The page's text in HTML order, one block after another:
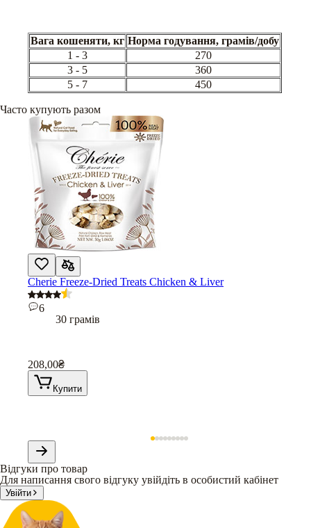
Вага кошеняти, кг Норма годування, грамів/добу
1 - 3
270
3 - 5
360
5 - 7
450
Часто купують разом
Cherie Freeze-Dried Treats Chicken & Liver
6
30 грамів
208,00₴
Купити
Відгуки про товар
Для написання свого відгуку увійдіть в особистий кабінет
Увійти